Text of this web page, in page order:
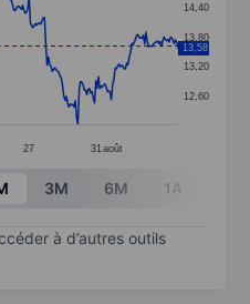
categories.
values. Data
27 31 août
12,60
13,20
13,80
14,40
13,58
3M 6M 1A
à d’autres outils